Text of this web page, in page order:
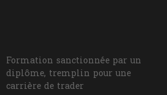
Formation sanctionnée par un
diplôme, tremplin pour une
carrière de trader